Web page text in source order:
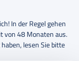
In der Regel gehen
von 48 Monaten aus.
lesen Sie bitte